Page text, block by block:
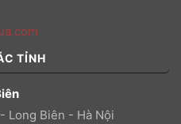
TỈNH
Long Biên - Hà Nội